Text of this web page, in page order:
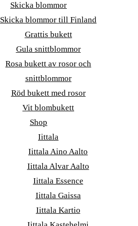
Skicka blommor
Skicka blommor till Finland
Grattis bukett
Gula snittblommor
Rosa bukett av rosor och
snittblommor
Röd bukett med rosor
Vit blombukett
Shop
Iittala
Iittala Aino Aalto
Iittala Alvar Aalto
Iittala Essence
Iittala Gaissa
Iittala Kartio